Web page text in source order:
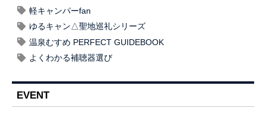
軽キャンパーfan
ゆるキャン△聖地巡礼シリーズ
温泉むすめ PERFECT GUIDEBOOK
よくわかる補聴器選び
EVENT